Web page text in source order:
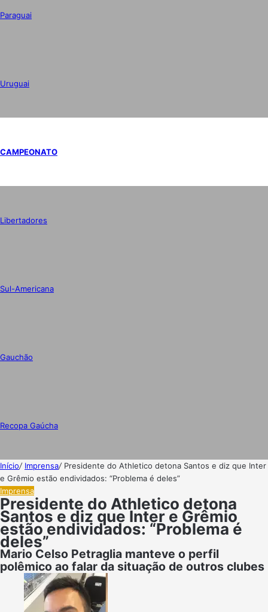
Paraguai
Uruguai
CAMPEONATO
Libertadores
Sul-Americana
Gauchão
Recopa Gaúcha
Início/ Imprensa/ Presidente do Athletico detona Santos e diz que Inter
e Grêmio estão endividados: “Problema é deles”
Imprensa
Presidente do Athletico detona
Santos e diz que Inter e Grêmio
estão endividados: “Problema é
deles”
Mario Celso Petraglia manteve o perfil
polêmico ao falar da situação de outros clubes